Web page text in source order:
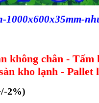
không chân -
kho lạnh -
2%)